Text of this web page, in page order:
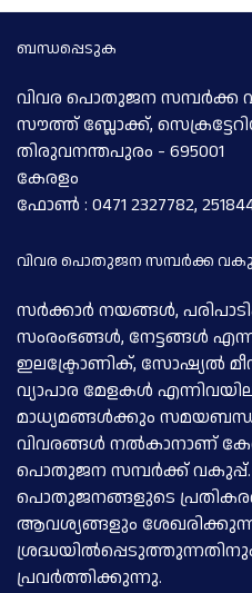
ബന്ധപ്പെടുക
വിവര പൊതുജന സമ്പര്‍ക്ക
സൗത്ത് ബ്ലോക്ക്,
തിരുവനന്തപുരം - 695001
കേരളം
ഫോണ്‍ : 0471 2327782,
വിവര പൊതുജന സമ്പര്‍ക്ക
സര്‍ക്കാര്‍ നയങ്ങള്‍,
സംരംഭങ്ങള്‍, നേട്ടങ്ങള്‍
ഇലക്ട്രോണിക്, സോഷ്യല്‍
വ്യാപാര മേളകള്‍
മാധ്യമങ്ങള്‍ക്കും
വിവരങ്ങള്‍ നല്‍കാനാണ്
പൊതുജന സമ്പര്‍ക്ക്
പൊതുജനങ്ങളുടെ
ആവശ്യങ്ങളും
പ്രവര്‍ത്തിക്കുന്നു.